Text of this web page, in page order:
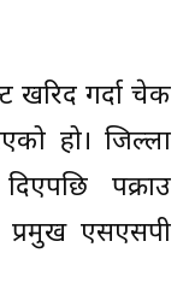
खरिद गर्दा चेक
हो। जिल्ला
पक्राउ
प्रमुख एसएसपी